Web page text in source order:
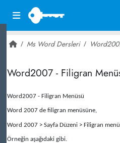
Ms Word Dersleri
Word2007 - Filigran
Word2007 - Filigran Menüsü
Word 2007 de filigran menüsüne,
Word 2007 > Sayfa Düzeni > Filigran
Örneğin aşağıdaki gibi.